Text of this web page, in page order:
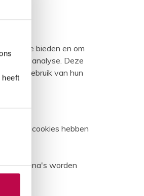
te bieden en om
en analyse. Deze
uw gebruik van hun
cookies hebben
pagina's worden